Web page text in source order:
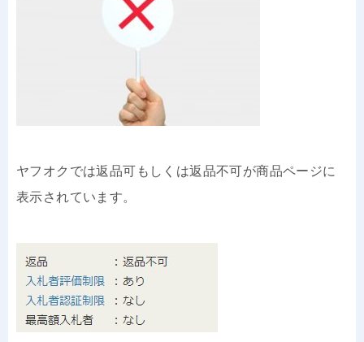
ヤフオクでは返品可もしくは返品不可が商品ページに
表示されています。